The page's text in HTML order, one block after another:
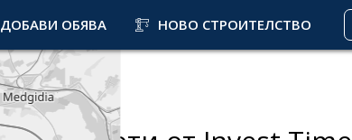
ДОБАВИ ОБЯВА НОВО СТРОИТЕЛСТВО
Начало
0резултата